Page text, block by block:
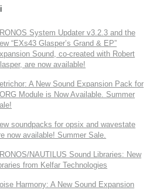
System Updater v3.2.3 and the
“EXs43 Glasper’s Grand & EP”
Sound, co-created with Robert
are now available!
A New Sound Expansion Pack for
Module is Now Available. Summer
soundpacks for opsix and wavestate
now available! Summer Sale.
NAUTILUS Sound Libraries: New
from Kelfar Technologies
Harmony: A New Sound Expansion